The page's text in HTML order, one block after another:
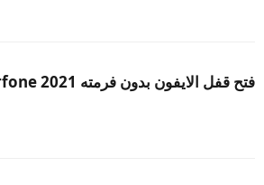
فتح قفل الايفون بدون فرمته drfone 2021